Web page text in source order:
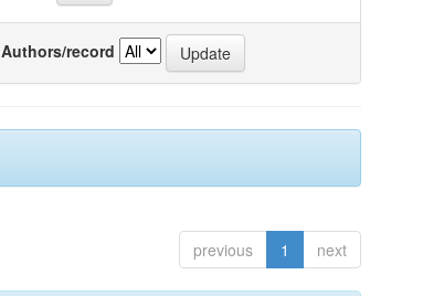
Authors/record
previous 1 next